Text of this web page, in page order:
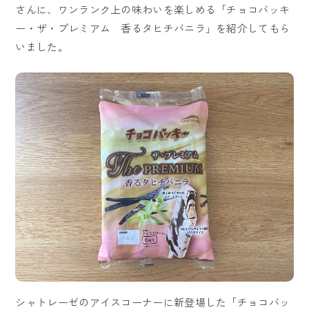
さんに、ワンランク上の味わいを楽しめる「チョコバッキ
ー・ザ・プレミアム 香るタヒチバニラ」を紹介してもら
いました。
シャトレーゼのアイスコーナーに新登場した「チョコバッ